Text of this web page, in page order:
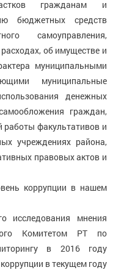
гражданам и
бюджетных средств
самоуправления,
об имуществе и
муниципальными
муниципальные
денежных
граждан,
факультативов и
учреждениях района,
правовых актов и
коррупции в нашем
исследования мнения
Комитетом РТ по
в 2016 году
в текущем году